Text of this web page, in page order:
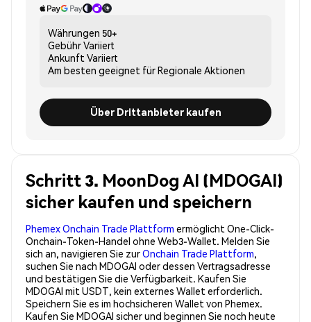
Währungen 50+
GebührVariiert
Ankunft Variiert
Am besten geeignet fürRegionale Aktionen
Über Drittanbieter kaufen
Schritt 3. MoonDog AI (MDOGAI)
sicher kaufen und speichern
Phemex Onchain Trade Plattform ermöglicht One-Click-
Onchain-Token-Handel ohne Web3-Wallet. Melden Sie
sich an, navigieren Sie zurOnchain Trade Plattform,
suchen Sie nach MDOGAI oder dessen Vertragsadresse
und bestätigen Sie die Verfügbarkeit. Kaufen Sie
MDOGAI mit USDT, kein externes Wallet erforderlich.
Speichern Sie es im hochsicheren Wallet von Phemex.
Kaufen Sie MDOGAI sicher und beginnen Sie noch heute